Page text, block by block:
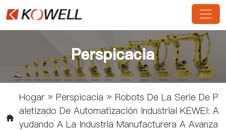
Perspicacia
Hogar» Perspicacia » Robots De La Serie De P
Aletizado De Automatización Industrial KEWEI: A
Yudando A La Industria Manufacturera A Avanza